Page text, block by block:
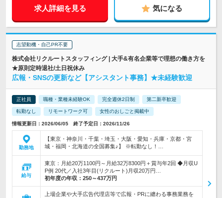
求人詳細を見る 気になる
志望動機・自己PR不要
株式会社リクルートスタッフィング | 大手&有名企業等で理想の働き方を
★原則定時退社/土日祝休み
広報・SNSの更新など【アシスタント事務】★未経験歓迎
正社員 職種・業種未経験OK 完全週休2日制 第二新卒歓迎
転勤なし リモートワーク可 女性のおしごと掲載中
情報更新日：2026/06/05 終了予定日：2026/11/26
勤務地
【東京・神奈川・千葉・埼玉・大阪・愛知・兵庫・京都・宮
城・福岡・北海道の全国募集♪】 ※転勤なし！…
給与
東京：月給20万1100円～月給32万8300円＋賞与年2回 ◆月収U
P例 20代／入社3年目(リクルート)月収20万円…
初年度の年収： 250～437万円
上場企業や大手広告代理店等で広報・PRに纏わる事務業務を